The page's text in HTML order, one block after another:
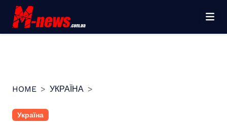
Перейти
вмісту
HOME УКРАЇНА
Україна